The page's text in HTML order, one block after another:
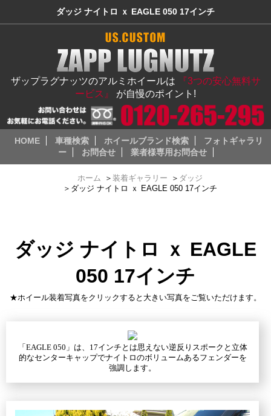
ダッジ ナイトロ ｘ EAGLE 050 17インチ
ザップラグナッツのアルミホイールは
『3つの安心無料サ
ービス』 が自慢のポイント!
HOME 車種検索 ホイールブランド検索
フォトギャラリ
ー
お問合せ 業者様専用お問合せ
ホーム ＞ 装着ギャラリー ＞ ダッジ
＞ ダッジ ナイトロ ｘ EAGLE 050 17インチ
ダッジ ナイトロ ｘ EAGLE
050 17インチ
★ホイール装着写真をクリックすると大きい写真をご覧いただけます。
「EAGLE 050」は、17インチとは思えない逆反りスポークと立体
的なセンターキャップでナイトロのボリュームあるフェンダーを
強調します。